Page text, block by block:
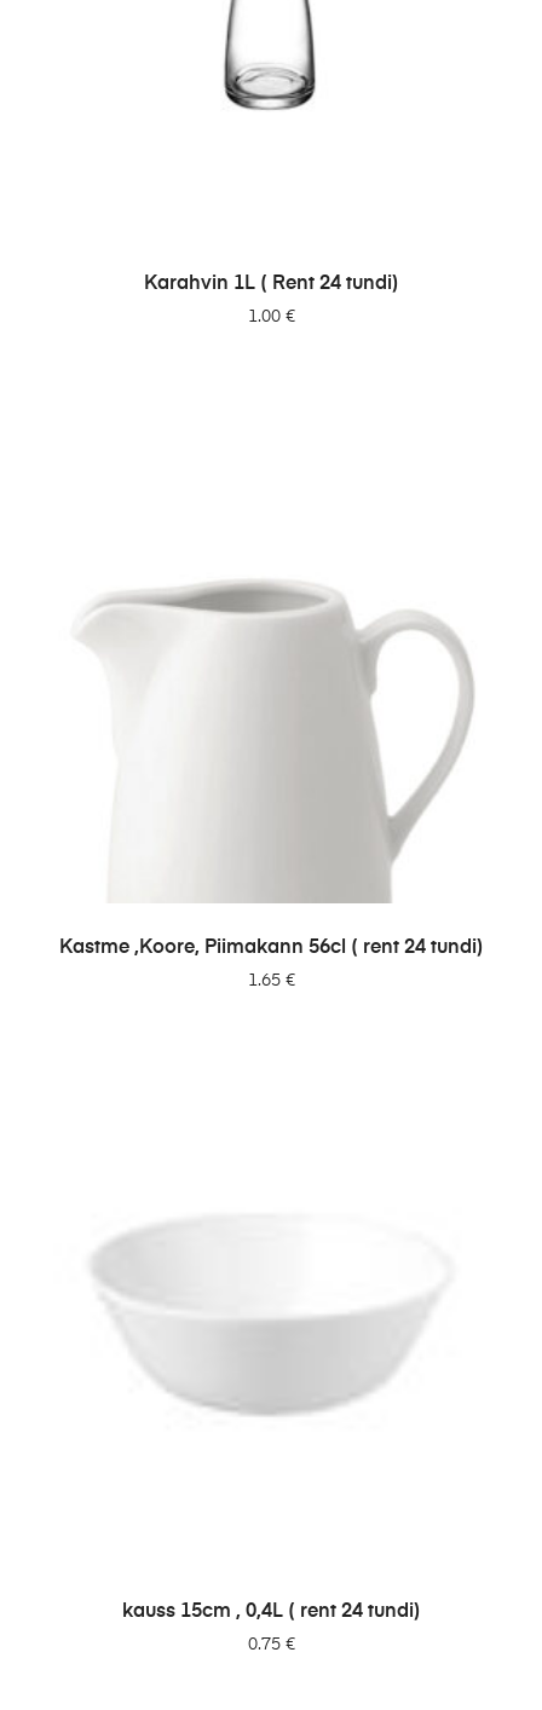
LISA PÄRINGUSSE
Karahvin 1L ( Rent 24 tundi)
1.00 €
LISA PÄRINGUSSE
Kastme ,Koore, Piimakann 56cl ( rent 24 tundi)
1.65 €
LISA PÄRINGUSSE
kauss 15cm , 0,4L ( rent 24 tundi)
0.75 €